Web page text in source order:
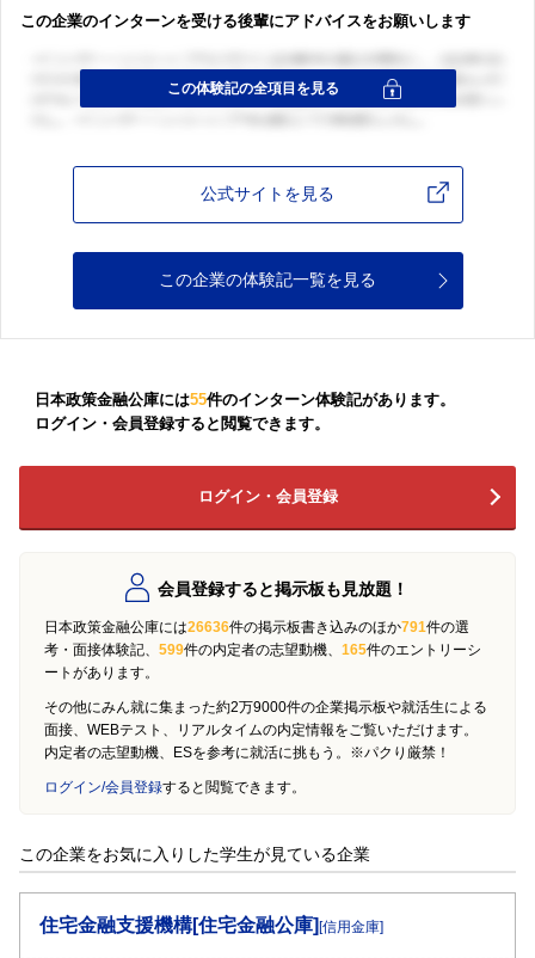
この企業のインターンを受ける後輩にアドバイスをお願いします
公式サイトを見る
この企業の体験記一覧を見る
日本政策金融公庫には55件のインターン体験記があります。
ログイン・会員登録すると閲覧できます。
ログイン・会員登録
会員登録すると掲示板も見放題！
日本政策金融公庫には26636件の掲示板書き込みのほか791件の選
考・面接体験記、 599件の内定者の志望動機、 165件のエントリーシ
ートがあります。
その他にみん就に集まった約2万9000件の企業掲示板や就活生による
面接、WEBテスト、リアルタイムの内定情報をご覧いただけます。
内定者の志望動機、ESを参考に就活に挑もう。※パクり厳禁！
ログイン/会員登録すると閲覧できます。
この企業をお気に入りした学生が見ている企業
住宅金融支援機構[住宅金融公庫][信用金庫]